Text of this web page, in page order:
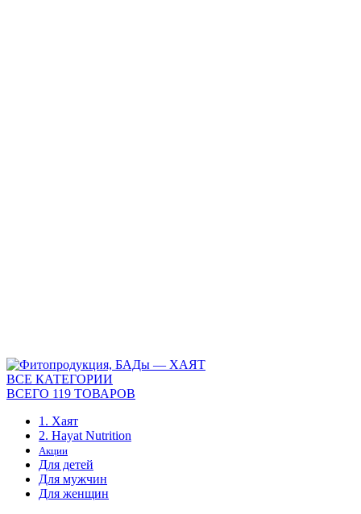
ВСЕ КАТЕГОРИИ
ВСЕГО 119 ТОВАРОВ
1. Хаят
2. Hayat Nutrition
Акции
Для детей
Для мужчин
Для женщин